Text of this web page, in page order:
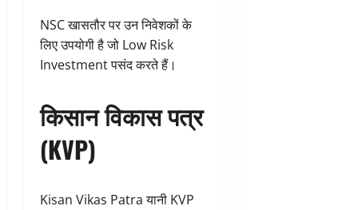
NSC खासतौर पर उन निवेशकों के
लिए उपयोगी है जो Low Risk
Investment पसंद करते हैं।
किसान विकास पत्र
(KVP)
Kisan Vikas Patra यानी KVP